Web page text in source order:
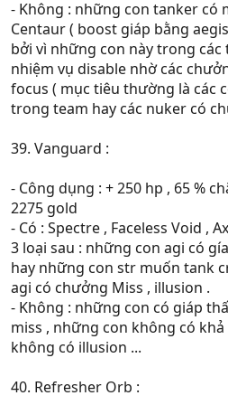
- Không : những con tanker có
Centaur ( boost giáp bằng
bởi vì những con này trong
nhiệm vụ disable nhờ các
focus ( mục tiêu thường là các
trong team hay các nuker có
39. Vanguard :
- Công dụng : + 250 hp , 65 %
2275 gold
- Có : Spectre , Faceless Void ,
3 loại sau : những con agi có
hay những con str muốn tank
agi có chưởng Miss , illusion .
- Không : những con có giáp
miss , những con không có
không có illusion ...
40. Refresher Orb :